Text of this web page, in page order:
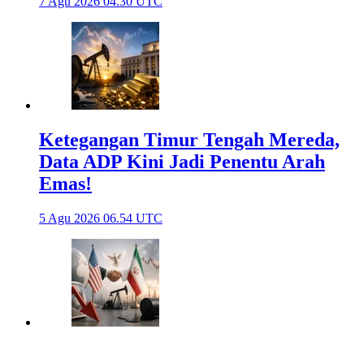
Ketegangan Timur Tengah Mereda,
Data ADP Kini Jadi Penentu Arah
Emas!
5 Agu 2026 06.54 UTC